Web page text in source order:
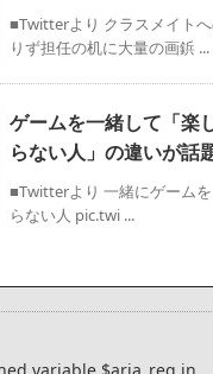
■Twitterより クラスメイト
りず担任の机に大量の画鋲 ...
ゲームを一緒して「楽
らない人」の違いが話
■Twitterより 一緒にゲーム
らない人 pic.twi ...